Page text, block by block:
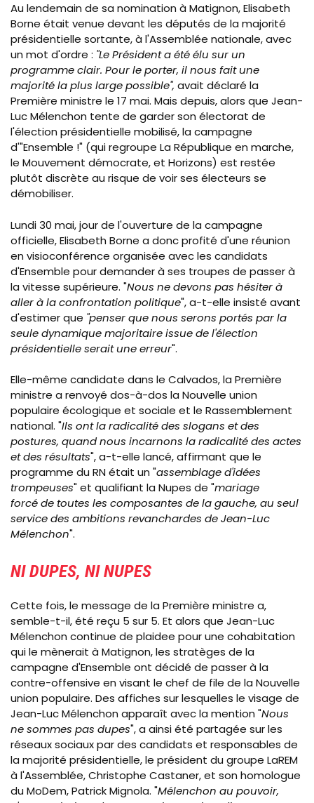
Au lendemain de sa nomination à Matignon, Elisabeth
Borne était venue devant les députés de la majorité
présidentielle sortante, à l'Assemblée nationale, avec
un mot d'ordre : "Le Président a été élu sur un
programme clair. Pour le porter, il nous fait une
majorité la plus large possible", avait déclaré la
Première ministre le 17 mai. Mais depuis, alors que Jean-
Luc Mélenchon tente de garder son électorat de
l'élection présidentielle mobilisé, la campagne
d'"Ensemble !" (qui regroupe La République en marche,
le Mouvement démocrate, et Horizons) est restée
plutôt discrète au risque de voir ses électeurs se
démobiliser.
Lundi 30 mai, jour de l'ouverture de la campagne
officielle, Elisabeth Borne a donc profité d'une réunion
en visioconférence organisée avec les candidats
d'Ensemble pour demander à ses troupes de passer à
la vitesse supérieure. "Nous ne devons pas hésiter à
aller à la confrontation politique", a-t-elle insisté avant
d'estimer que "penser que nous serons portés par la
seule dynamique majoritaire issue de l'élection
présidentielle serait une erreur".
Elle-même candidate dans le Calvados, la Première
ministre a renvoyé dos-à-dos la Nouvelle union
populaire écologique et sociale et le Rassemblement
national. "Ils ont la radicalité des slogans et des
postures, quand nous incarnons la radicalité des actes
et des résultats", a-t-elle lancé, affirmant que le
programme du RN était un "assemblage d'idées
trompeuses" et qualifiant la Nupes de "mariage
forcé de toutes les composantes de la gauche, au seul
service des ambitions revanchardes de Jean-Luc
Mélenchon".
NI DUPES, NI NUPES
Cette fois, le message de la Première ministre a,
semble-t-il, été reçu 5 sur 5. Et alors que Jean-Luc
Mélenchon continue de plaidee pour une cohabitation
qui le mènerait à Matignon, les stratèges de la
campagne d'Ensemble ont décidé de passer à la
contre-offensive en visant le chef de file de la Nouvelle
union populaire. Des affiches sur lesquelles le visage de
Jean-Luc Mélenchon apparaît avec la mention "Nous
ne sommes pas dupes", a ainsi été partagée sur les
réseaux sociaux par des candidats et responsables de
la majorité présidentielle, le président du groupe LaREM
à l'Assemblée, Christophe Castaner, et son homologue
du MoDem, Patrick Mignola. "Mélenchon au pouvoir,